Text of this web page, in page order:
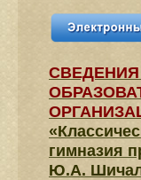
гимназия
Ю.А.